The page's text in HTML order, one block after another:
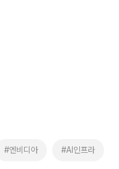
#엔비디아 #AI인프라